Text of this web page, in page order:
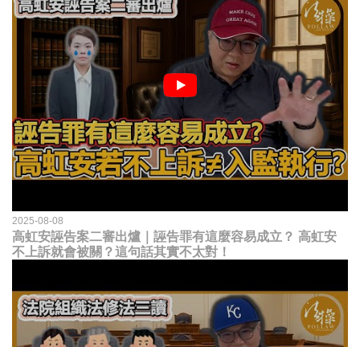
2025-08-08
高虹安誣告案二審出爐｜誣告罪有這麼容易成立？ 高虹安
不上訴就會被關？這句話其實不太對！